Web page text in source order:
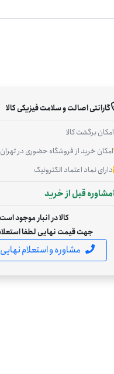
گارانتی اصالت و سلامت فیزیکی کالا
امکان برگشت کالا
امکان خرید از فروشگاه حضوری در تهران
دارای نماد اعتماد الکترونیک
مشاوره قبل از خرید
کالا در انبار موجود است
جهت قیمت نهایی لطفا
مشاوره و استعلام